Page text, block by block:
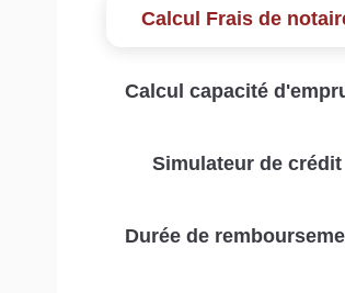
Calcul Frais de
Calcul capacité
Simulateur de crédit
Durée de